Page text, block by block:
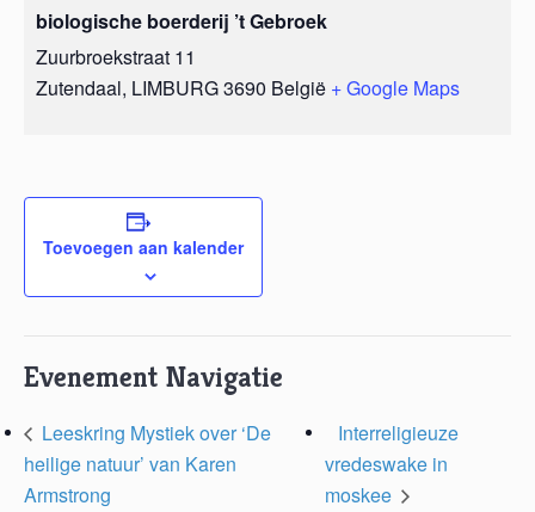
biologische boerderij ’t Gebroek
Zuurbroekstraat 11
Zutendaal, LIMBURG3690 België + Google Maps
Toevoegen aan kalender
Evenement Navigatie
Leeskring Mystiek over ‘De
heilige natuur’ van Karen
Armstrong
Interreligieuze
vredeswake in
moskee